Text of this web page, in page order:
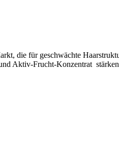
die für geschwächte
Aktiv-Frucht-Konzentrat